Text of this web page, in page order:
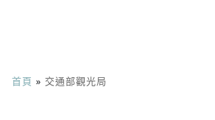
首頁 » 交通部觀光局